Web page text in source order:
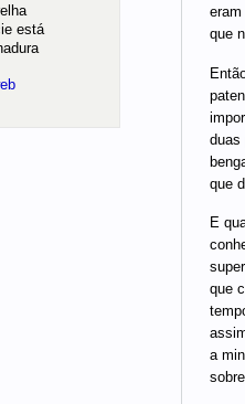
que
duas
que
E
que
a